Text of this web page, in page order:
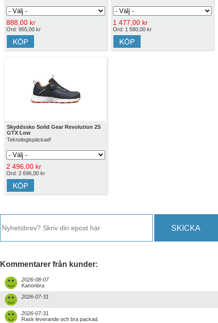
888,00 kr
Ord: 955,00 kr
1 477,00 kr
Ord: 1 580,00 kr
Skyddssko Solid Gear Revolution 2S
GTX Low
Teknologispäckad!
2 496,00 kr
Ord: 2 696,00 kr
SKICKA
Kommentarer från kunder:
2026-08-07
Kanonbra
2026-07-31
2026-07-31
Rask leverande och bra packad.